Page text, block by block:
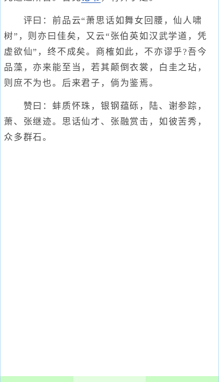
评曰：前品云“萧思话如舞女回腰，仙人啸
树”，则亦曰佳矣，又云“张伯英如汉武学道，凭
虚欲仙”，终不成矣。商榷如此，不亦谬乎?吾今
品藻，亦来能至当，若其颠倒衣裳，白圭之玷，
则庶不为也。后来君子，倘为鉴焉。
赞曰：蚌质怀珠，银钢蕴砾，陆、谢参踪，
萧、张继迹。思话仙才、张融赏击，如彼苦秀，
众多群石。